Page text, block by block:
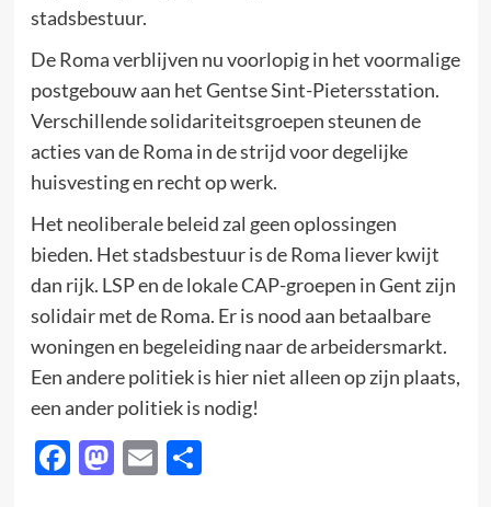
stadsbestuur.
De Roma verblijven nu voorlopig in het voormalige
postgebouw aan het Gentse Sint-Pietersstation.
Verschillende solidariteitsgroepen steunen de
acties van de Roma in de strijd voor degelijke
huisvesting en recht op werk.
Het neoliberale beleid zal geen oplossingen
bieden. Het stadsbestuur is de Roma liever kwijt
dan rijk. LSP en de lokale CAP-groepen in Gent zijn
solidair met de Roma. Er is nood aan betaalbare
woningen en begeleiding naar de arbeidersmarkt.
Een andere politiek is hier niet alleen op zijn plaats,
een ander politiek is nodig!
Facebook
Mastodon
EmailDelen